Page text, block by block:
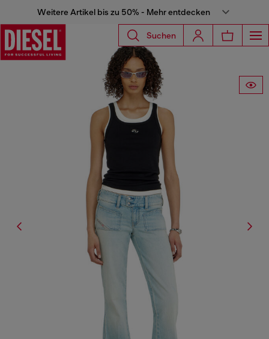
Weitere Artikel bis zu 50% - Mehr entdecken
Suchen